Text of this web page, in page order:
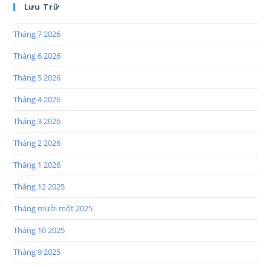
Lưu Trữ
Tháng 7 2026
Tháng 6 2026
Tháng 5 2026
Tháng 4 2026
Tháng 3 2026
Tháng 2 2026
Tháng 1 2026
Tháng 12 2025
Tháng mười một 2025
Tháng 10 2025
Tháng 9 2025